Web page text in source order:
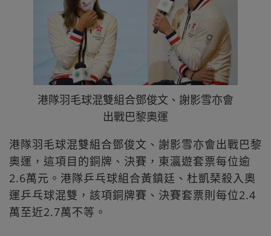
港隊羽毛球混雙組合鄧俊文、謝影雪亦會
出戰巴黎奧運
港隊羽毛球混雙組合鄧俊文、謝影雪亦會出戰巴黎
奧運，這項目的銅牌、決賽，東瀛遊套票每位逾
2.6萬元。港隊乒乓球組合黃鎮廷、杜凱琹殺入奧
運乒乓球混雙，該項銅牌賽、決賽套票則每位2.4
萬至近2.7萬不等。